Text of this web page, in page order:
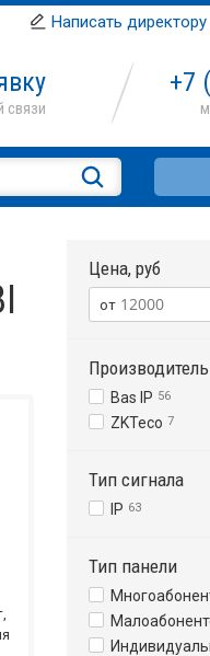
Написать директору
+7
Цена, руб
Производитель
Bas IP 56
ZKTeco 7
Тип сигнала
IP 63
Тип панели